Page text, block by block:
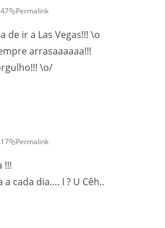
Permalink
de ir a Las Vegas!!! \o
arrasaaaaaa!!!
\o/
Permalink
!!!
cada dia…. I ? U Cêh..